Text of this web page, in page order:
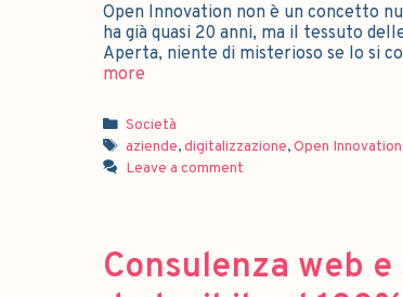
Open Innovation non è un concetto
ha già quasi 20 anni, ma il tessuto
Aperta, niente di misterioso se lo si
more
Società
aziende,digitalizzazione,Open Innovation
Leave a comment
Consulenza web